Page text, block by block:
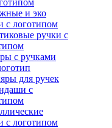
и эко
с логотипом
ручки с
с ручками
для ручек
с
с логотипом